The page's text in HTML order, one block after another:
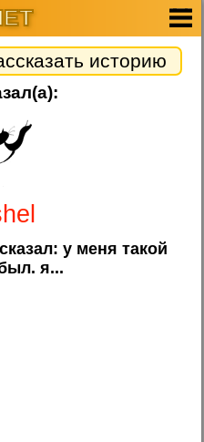
историю
у меня такой
я...